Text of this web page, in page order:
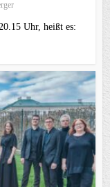
Uhr, heißt es: